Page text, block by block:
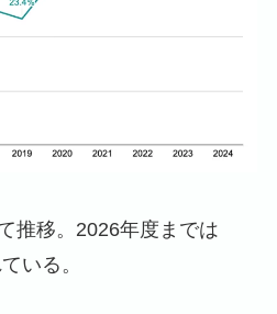
推移。2026年度までは
いる。